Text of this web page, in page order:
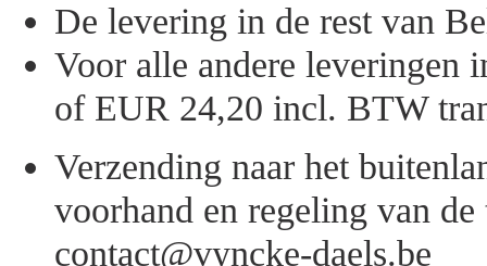
De levering in de rest van
Voor alle andere
of EUR 24,20 incl. BTW
Verzending naar het
voorhand en regeling van
contact@vyncke-daels.be